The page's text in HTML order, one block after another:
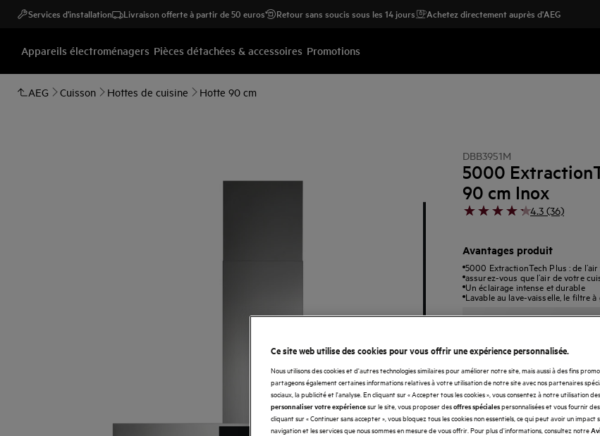
Services d'installation Livraison offerte à partir de 50 euros Retour sans soucis sous les 14 jours Achetez directement auprès d'AEG
Appareils électroménagers Pièces détachées & accessoires Promotions
AEG Cuisson Hottes de cuisine Hotte 90 cm
DBB3951M
5000
90 cm Inox
4.3 (36)
Avantages produit
5000 ExtractionTech Plus : de
assurez-vous que l’air de votre
Un éclairage intense et durable
Lavable au lave-vaisselle, le filtre
Ce site web utilise des cookies pour vous offrir une expérience personnalisée.
Nous utilisons des cookies et d'autres technologies similaires pour améliorer notre site, mais aussi à des fins
partageons également certaines informations relatives à votre utilisation de notre site avec nos partenaires
sociaux, la publicité et l'analyse. En cliquant sur « Accepter tous les cookies », vous consentez à notre utilisation
personnaliser votre expériencesur le site, vous proposer desoffres spécialespersonnalisées et vous fournir
cliquant sur « Continuer sans accepter », vous bloquez tous les cookies non essentiels, ce qui peut avoir un
navigation et les services que nous sommes en mesure de vous offrir. Pour plus d'informations, consultez notre